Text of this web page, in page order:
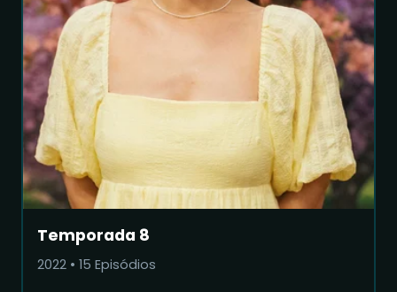
Temporada 8
2022 • 15 Episódios